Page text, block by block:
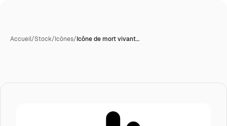
Accueil/Stock/Icônes/Icône de mort vivant…